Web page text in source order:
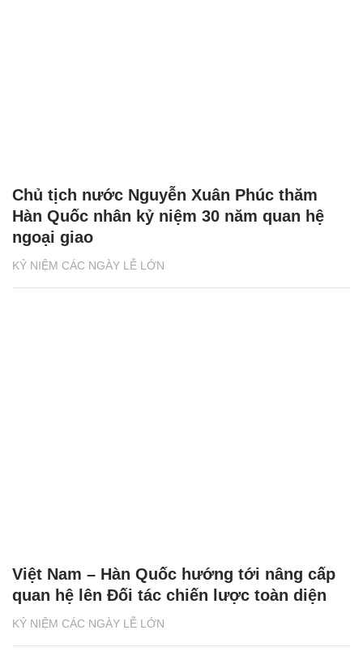
KỶ NIỆM CÁC NGÀY LỄ LỚN
Chủ tịch nước Nguyễn Xuân Phúc thăm
Hàn Quốc nhân kỷ niệm 30 năm quan hệ
ngoại giao
KỶ NIỆM CÁC NGÀY LỄ LỚN
Việt Nam – Hàn Quốc hướng tới nâng cấp
quan hệ lên Đối tác chiến lược toàn diện